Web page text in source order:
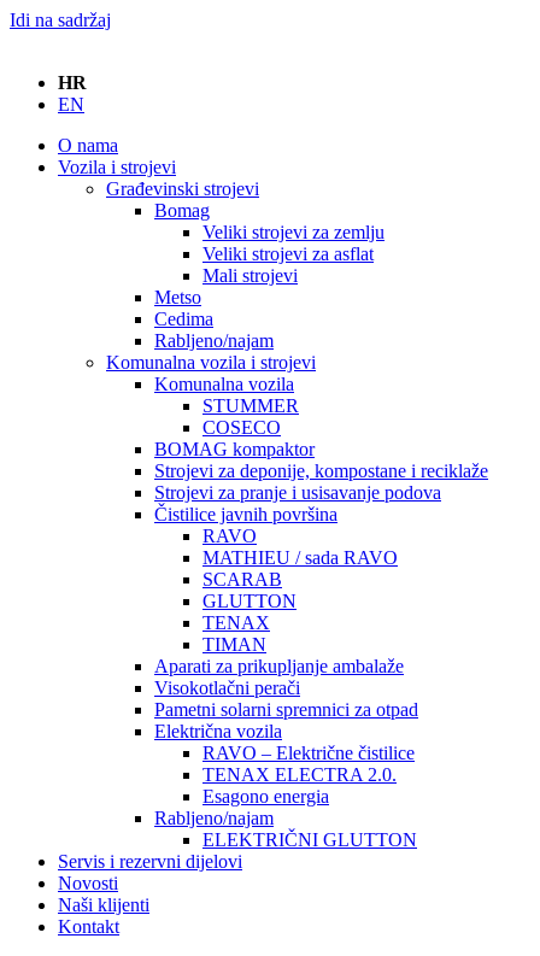
Idi na sadržaj
HR
EN
O nama
Vozila i strojevi
Građevinski strojevi
Bomag
Veliki strojevi za zemlju
Veliki strojevi za asflat
Mali strojevi
Metso
Cedima
Rabljeno/najam
Komunalna vozila i strojevi
Komunalna vozila
STUMMER
COSECO
BOMAG kompaktor
Strojevi za deponije, kompostane i reciklaže
Strojevi za pranje i usisavanje podova
Čistilice javnih površina
RAVO
MATHIEU / sada RAVO
SCARAB
GLUTTON
TENAX
TIMAN
Aparati za prikupljanje ambalaže
Visokotlačni perači
Pametni solarni spremnici za otpad
Električna vozila
RAVO – Električne čistilice
TENAX ELECTRA 2.0.
Esagono energia
Rabljeno/najam
ELEKTRIČNI GLUTTON
Servis i rezervni dijelovi
Novosti
Naši klijenti
Kontakt